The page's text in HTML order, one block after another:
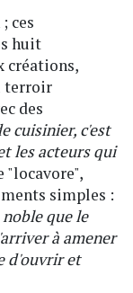
ces
huit
créations,
terroir
des
cuisinier, c'est
les acteurs qui
"locavore",
simples :
que le
à amener
d'ouvrir et